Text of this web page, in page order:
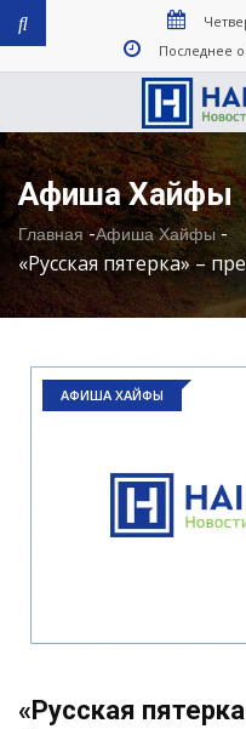
Последнее
Афиша Хайфы
Главная-Афиша Хайфы-
«Русская пятерка» –
АФИША ХАЙФЫ
«Русская